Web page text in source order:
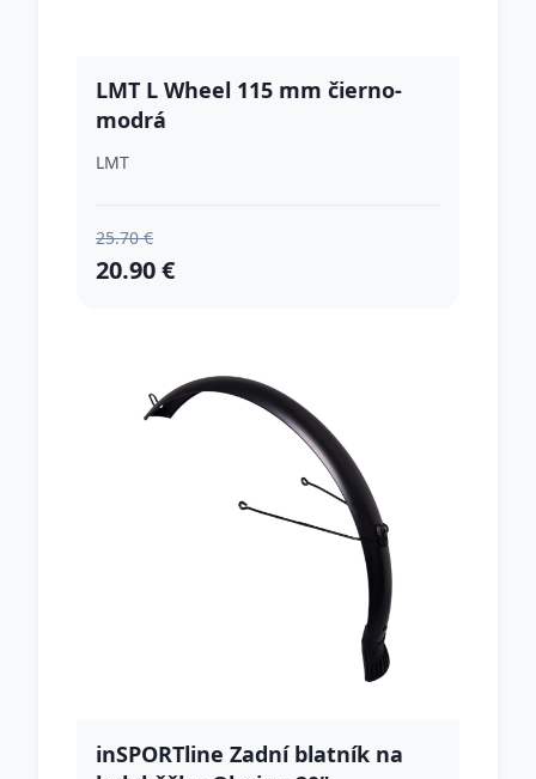
LMT L Wheel 115 mm čierno-
modrá
LMT
25.70 €
20.90 €
inSPORTline Zadní blatník na